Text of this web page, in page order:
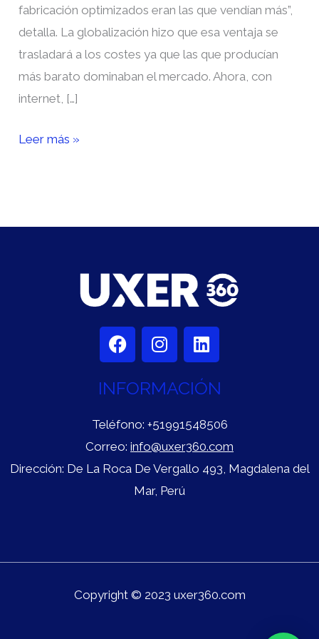
fabricación optimizados eran las que vendían más”,
detalla. La globalización hizo que esa ventaja se
trasladará a los costes ya que las que producían
más barato dominaban el mercado. Ahora, con
internet, […]
Leer más »
F
a
e
o
o
I
n
t
g
r
a
m
L
i
k
d
i
n
INFORMACIÓN
Teléfono: +51991548506
Correo: info@uxer360.com
Dirección: De La Roca De Vergallo 493, Magdalena del
Mar, Perú
Copyright © 2023 uxer360.com